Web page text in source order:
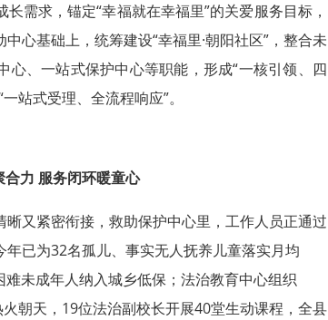
需求，锚定“幸福就在幸福里”的关爱服务目标，
心基础上，统筹建设“幸福里·朝阳社区”，整合未
心、一站式保护中心等职能，形成“一核引领、四
站式受理、全流程响应”。
合力 服务闭环暖童心‍
晰又紧密衔接，救助保护中心里，工作人员正通过
已为32名孤儿、事实无人抚养儿童落实月均
未成年人纳入城乡低保；法治教育中心组织
朝天，19位法治副校长开展40堂生动课程，全县